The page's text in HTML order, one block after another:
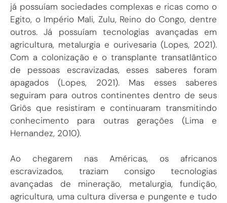
já possuíam sociedades complexas e ricas como o
Egito, o Império Mali, Zulu, Reino do Congo, dentre
outros. Já possuíam tecnologias avançadas em
agricultura, metalurgia e ourivesaria (Lopes, 2021).
Com a colonização e o transplante transatlântico
de pessoas escravizadas, esses saberes foram
apagados (Lopes, 2021). Mas esses saberes
seguiram para outros continentes dentro de seus
Griôs que resistiram e continuaram transmitindo
conhecimento para outras gerações (Lima e
Hernandez, 2010).
Ao chegarem nas Américas, os africanos
escravizados, traziam consigo tecnologias
avançadas de mineração, metalurgia, fundição,
agricultura, uma cultura diversa e pungente e tudo